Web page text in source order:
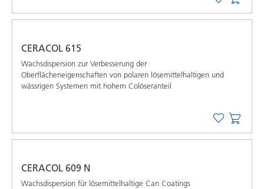
CERACOL 615
Wachsdispersion zur Verbesserung der
Oberflächeneigenschaften von polaren lösemittelhaltigen und
wässrigen Systemen mit hohem Colöseranteil
CERACOL 609 N
Wachsdispersion für lösemittelhaltige Can Coatings